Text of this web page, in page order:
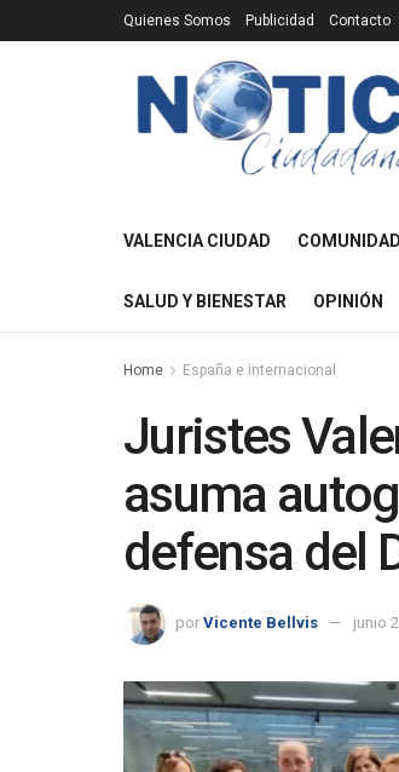
Quienes Somos Publicidad Contacto
VALENCIA CIUDAD
SALUD Y BIENESTAR OPINIÓN
Home España e internacional
Juristes
asuma
defensa del
por Vicente Bellvis junio